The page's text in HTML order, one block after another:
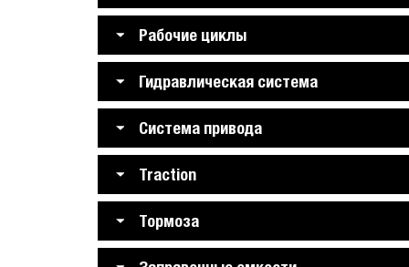
Рабочие циклы
Гидравлическая система
Система привода
Traction
Тормоза